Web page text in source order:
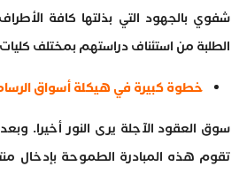
شفوي بالجهود التي بذلتها كافة
الطلبة من استئناف دراستهم بمختلف
خطوة كبيرة في هيكلة أسواق
سوق العقود الآجلة يرى النور أخيرا.
تقوم هذه المبادرة الطموحة بإدخال